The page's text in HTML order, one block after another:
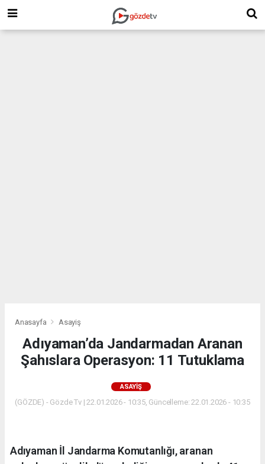
Anasayfa Asayiş
Adıyaman’da Jandarmadan Aranan
Şahıslara Operasyon: 11 Tutuklama
ASAYIŞ
(GÖZDE) - Gözde Tv | 22.01.2026 - 10:35, Güncelleme: 22.01.2026 - 10:35
Adıyaman İl Jandarma Komutanlığı, aranan